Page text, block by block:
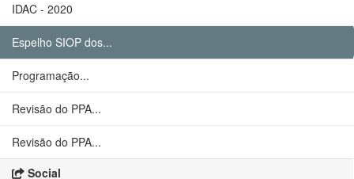
IDAC - 2020
Espelho SIOP dos...
Programação...
Revisão do PPA...
Revisão do PPA...
Social